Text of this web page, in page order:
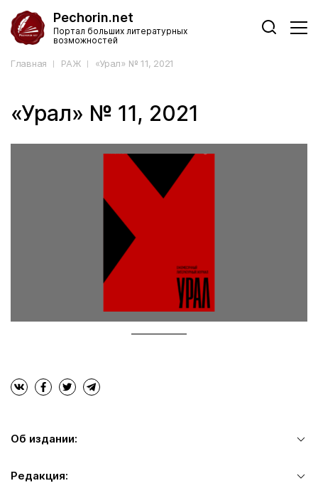
Pechorin.net
Портал больших литературных
возможностей
Главная РАЖ «Урал» № 11, 2021
«Урал» № 11, 2021
Об издании:
Редакция: